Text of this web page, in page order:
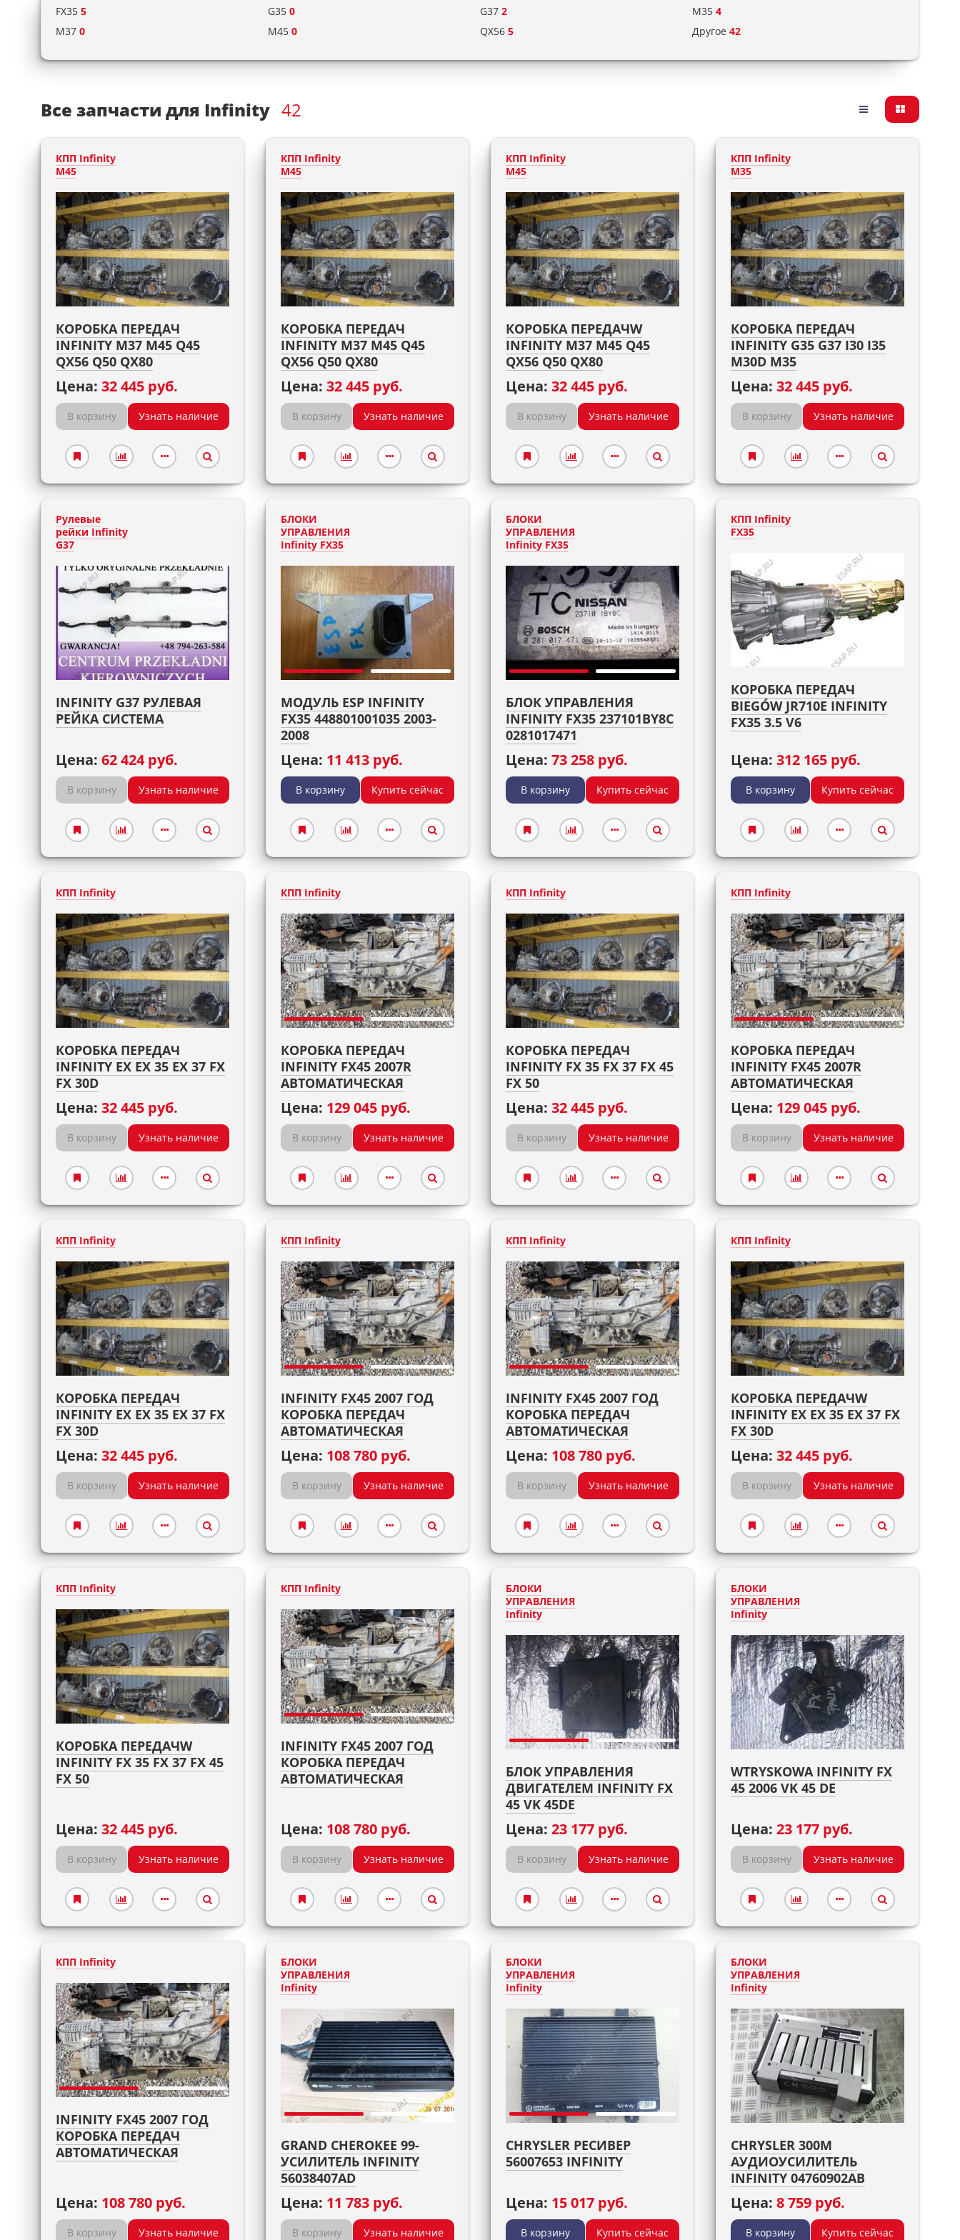
FX35 5 G35 0 G37 2 M35 4
M37 0 M45 0 QX56 5 Другое 42
Все запчасти для Infinity 42
КПП Infinity
M45
КОРОБКА ПЕРЕДАЧ
INFINITY M37 M45 Q45
QX56 Q50 QX80
Цена: 32 445 руб.
В корзину Узнать наличие
КПП Infinity
M45
КОРОБКА ПЕРЕДАЧ
INFINITY M37 M45 Q45
QX56 Q50 QX80
Цена: 32 445 руб.
В корзину Узнать наличие
КПП Infinity
M45
КОРОБКА ПЕРЕДАЧW
INFINITY M37 M45 Q45
QX56 Q50 QX80
Цена: 32 445 руб.
В корзину Узнать наличие
КПП Infinity
M35
КОРОБКА ПЕРЕДАЧ
INFINITY G35 G37 I30 I35
M30D M35
Цена: 32 445 руб.
В корзину Узнать наличие
Рулевые
рейки Infinity
G37
INFINITY G37 РУЛЕВАЯ
РЕЙКА СИСТЕМА
Цена: 62 424 руб.
В корзину Узнать наличие
БЛОКИ
УПРАВЛЕНИЯ
Infinity FX35
МОДУЛЬ ESP INFINITY
FX35 448801001035 2003-
2008
Цена: 11 413 руб.
В корзину Купить сейчас
БЛОКИ
УПРАВЛЕНИЯ
Infinity FX35
БЛОК УПРАВЛЕНИЯ
INFINITY FX35 237101BY8C
0281017471
Цена: 73 258 руб.
В корзину Купить сейчас
КПП Infinity
FX35
КОРОБКА ПЕРЕДАЧ
BIEGÓW JR710E INFINITY
FX35 3.5 V6
Цена: 312 165 руб.
В корзину Купить сейчас
КПП Infinity
КОРОБКА ПЕРЕДАЧ
INFINITY EX EX 35 EX 37 FX
FX 30D
Цена: 32 445 руб.
В корзину Узнать наличие
КПП Infinity
КОРОБКА ПЕРЕДАЧ
INFINITY FX45 2007R
АВТОМАТИЧЕСКАЯ
Цена: 129 045 руб.
В корзину Узнать наличие
КПП Infinity
КОРОБКА ПЕРЕДАЧ
INFINITY FX 35 FX 37 FX 45
FX 50
Цена: 32 445 руб.
В корзину Узнать наличие
КПП Infinity
КОРОБКА ПЕРЕДАЧ
INFINITY FX45 2007R
АВТОМАТИЧЕСКАЯ
Цена: 129 045 руб.
В корзину Узнать наличие
КПП Infinity
КОРОБКА ПЕРЕДАЧ
INFINITY EX EX 35 EX 37 FX
FX 30D
Цена: 32 445 руб.
В корзину Узнать наличие
КПП Infinity
INFINITY FX45 2007 ГОД
КОРОБКА ПЕРЕДАЧ
АВТОМАТИЧЕСКАЯ
Цена: 108 780 руб.
В корзину Узнать наличие
КПП Infinity
INFINITY FX45 2007 ГОД
КОРОБКА ПЕРЕДАЧ
АВТОМАТИЧЕСКАЯ
Цена: 108 780 руб.
В корзину Узнать наличие
КПП Infinity
КОРОБКА ПЕРЕДАЧW
INFINITY EX EX 35 EX 37 FX
FX 30D
Цена: 32 445 руб.
В корзину Узнать наличие
КПП Infinity
КОРОБКА ПЕРЕДАЧW
INFINITY FX 35 FX 37 FX 45
FX 50
Цена: 32 445 руб.
В корзину Узнать наличие
КПП Infinity
INFINITY FX45 2007 ГОД
КОРОБКА ПЕРЕДАЧ
АВТОМАТИЧЕСКАЯ
Цена: 108 780 руб.
В корзину Узнать наличие
БЛОКИ
УПРАВЛЕНИЯ
Infinity
БЛОК УПРАВЛЕНИЯ
ДВИГАТЕЛЕМ INFINITY FX
45 VK 45DE
Цена: 23 177 руб.
В корзину Узнать наличие
БЛОКИ
УПРАВЛЕНИЯ
Infinity
WTRYSKOWA INFINITY FX
45 2006 VK 45 DE
Цена: 23 177 руб.
В корзину Узнать наличие
КПП Infinity
INFINITY FX45 2007 ГОД
КОРОБКА ПЕРЕДАЧ
АВТОМАТИЧЕСКАЯ
Цена: 108 780 руб.
В корзину Узнать наличие
БЛОКИ
УПРАВЛЕНИЯ
Infinity
GRAND CHEROKEE 99-
УСИЛИТЕЛЬ INFINITY
56038407AD
Цена: 11 783 руб.
В корзину Узнать наличие
БЛОКИ
УПРАВЛЕНИЯ
Infinity
CHRYSLER РЕСИВЕР
56007653 INFINITY
Цена: 15 017 руб.
В корзину Купить сейчас
БЛОКИ
УПРАВЛЕНИЯ
Infinity
CHRYSLER 300M
АУДИОУСИЛИТЕЛЬ
INFINITY 04760902AB
Цена: 8 759 руб.
В корзину Купить сейчас